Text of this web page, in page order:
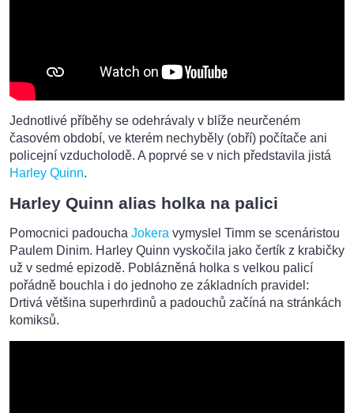
Jednotlivé příběhy se odehrávaly v blíže neurčeném
časovém období, ve kterém nechyběly (obří) počítače ani
policejní vzducholodě. A poprvé se v nich představila jistá
Harley Quinn.
Harley Quinn alias holka na palici
Pomocnici padoucha Jokera vymyslel Timm se scenáristou
Paulem Dinim. Harley Quinn vyskočila jako čertík z krabičky
už v sedmé epizodě. Poblázněná holka s velkou palicí
pořádně bouchla i do jednoho ze základních pravidel:
Drtivá většina superhrdinů a padouchů začíná na stránkách
komiksů.